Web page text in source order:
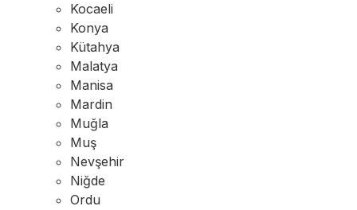
Kocaeli
Konya
Kütahya
Malatya
Manisa
Mardin
Muğla
Muş
Nevşehir
Niğde
Ordu